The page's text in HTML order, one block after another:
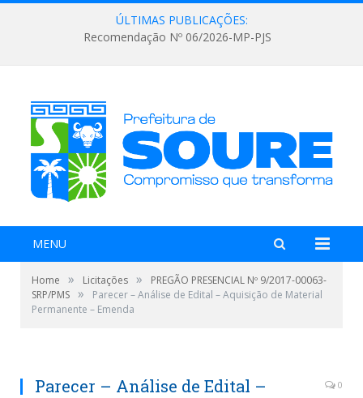
ÚLTIMAS PUBLICAÇÕES:
Recomendação Nº 06/2026-MP-PJS
MENU
Home » Licitações »
PREGÃO PRESENCIAL Nº 9/2017-00063-
SRP/PMS »
Parecer – Análise de Edital – Aquisição de Material
Permanente – Emenda
Parecer – Análise de Edital –
0